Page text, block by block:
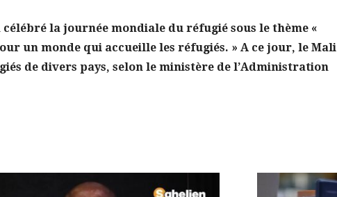
célébré la journée mondiale du réfugié sous le thème «
un monde qui accueille les réfugiés. » A ce jour, le Mali
de divers pays, selon le ministère de l’Administration